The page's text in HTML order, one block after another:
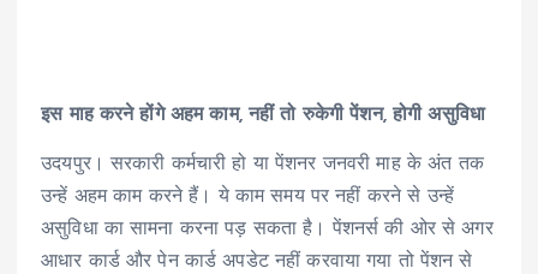
इस माह करने होंगे अहम काम, नहीं तो रुकेगी पेंशन, होगी असुविधा
उदयपुर। सरकारी कर्मचारी हो या पेंशनर जनवरी माह के अंत तक
उन्हें अहम काम करने हैं। ये काम समय पर नहीं करने से उन्हें
असुविधा का सामना करना पड़ सकता है। पेंशनर्स की ओर से अगर
आधार कार्ड और पेन कार्ड अपडेट नहीं करवाया गया तो पेंशन से